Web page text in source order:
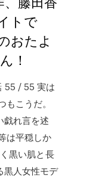
トで
おたよ
！
55 / 55 実は
こうだ。
戯れ言を述
は平穏しか
黒い肌と長
黒人女性モデ